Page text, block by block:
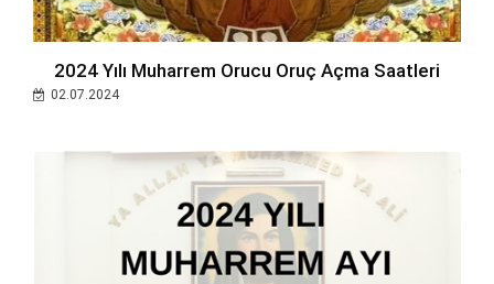
2024 Yılı Muharrem Orucu Oruç Açma Saatleri
02.07.2024